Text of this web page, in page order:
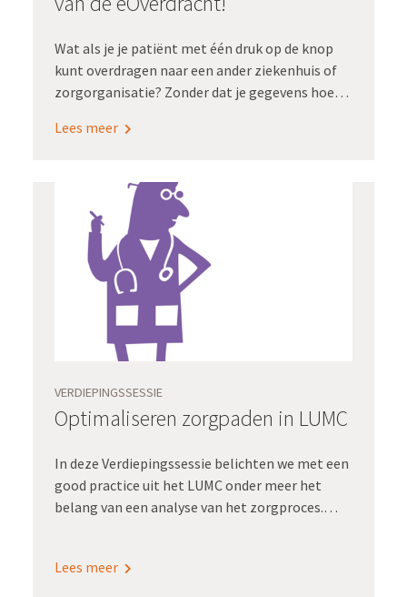
Wat als je je patiënt met één druk op de knop
kunt overdragen naar een ander ziekenhuis of
zorgorganisatie? Zonder dat je gegevens hoeft
verkeerd of niet overkomt? Voor Sanne
wijkverpleegkundigen bij zorgorganisatie
Evean, zou dat een wereld van verschil
betekenen: “We zitten soms halve dagen op
kantoor overdrachten te tikken. Het zou zoveel
administratielast schelen als die informatie
geautomatiseerd kon worden uitgewisseld!”
Lees meer
VERDIEPINGSSESSIE
Optimaliseren zorgpaden in LUMC
In deze Verdiepingssessie belichten we met een
good practice uit het LUMC onder meer het
belang van een analyse van het zorgproces.
IT-Team, vertelt waarom het optimaliseren van
Lees meer